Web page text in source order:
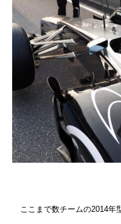
ここまで数チームの2014年